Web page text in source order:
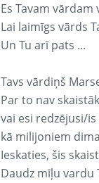
Es Tavam
Lai laimīgs vārds
Un Tu arī pats ...
Tavs vārdiņš
Par to nav
vai esi redzējusi/
kā milijoniem
Ieskaties, šis
Daudz mīļu vardu